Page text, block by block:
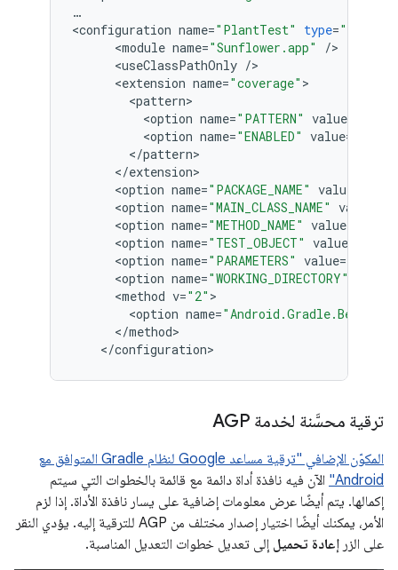
…
<configuration name="PlantTest" type=
<module name="Sunflower.app" /
<useClassPathOnly /
<extension name="coverage"
<pattern
<option name="PATTERN" value
<option name="ENABLED" value=
</pattern
</extension
<option name="PACKAGE_NAME" value
<option name="MAIN_CLASS_NAME" value
<option name="METHOD_NAME" value
<option name="TEST_OBJECT" value
<option name="PARAMETERS" value=
<option name="WORKING_DIRECTORY"
<method v="2"
<option name=
</method
</configuration
ترقية محسَّنة لخدمة AGP
المكوّن الإضافي "ترقية مساعد Google لنظام Gradle المتوافق مع
Android" الآن فيه نافذة أداة دائمة مع قائمة بالخطوات التي سيتم
إكمالها. يتم أيضًا عرض معلومات إضافية على يسار نافذة الأداة. إذا لزم
الأمر، يمكنك أيضًا اختيار إصدار مختلف من AGP للترقية إليه. يؤدي النقر
على الزر إعادة تحميل إلى تعديل خطوات التعديل المناسبة.